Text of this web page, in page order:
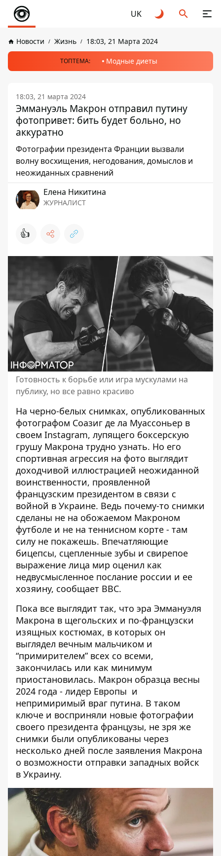
UK
Новости Жизнь 18:03, 21 Марта 2024
ТОПТЕМА: Модные диеты
18:03, 21 марта 2024
Эммануэль Макрон отправил путину
фотопривет: бить будет больно, но
аккуратно
Фотографии президента Франции вызвали
волну восхищения, негодования, домыслов и
неожиданных сравнений
Елена Никитина
ЖУРНАЛИСТ
👍
Готовность к борьбе или игра мускулами на
публику, но все равно красиво
На черно-белых снимках, опубликованных
фотографом Соазиг де ла Муассоньер в
своем Instagram, лупящего боксерскую
грушу Макрона трудно узнать. Но его
спортивная агрессия на фото выглядит
доходчивой иллюстрацией неожиданной
воинственности, проявленной
французским президентом в связи с
войной в Украине. Ведь почему-то снимки
сделаны не на обожаемом Макроном
футболе и не на теннисном корте - там
силу не покажешь. Впечатляющие
бицепсы, сцепленные зубы и свирепое
выражение лица мир оценил как
недвусмысленное послание россии и ее
хозяину, сообщает ВВС.
Пока все выглядит так, что эра Эммануэля
Макрона в щегольских и по-французски
изящных костюмах, в которых он
выглядел вечным мальчиком и
“примирителем” всех со всеми,
закончилась или как минимум
приостановилась. Макрон образца весны
2024 года - лидер Европы и
непримиримый враг путина. В таком
ключе и восприняли новые фотографии
своего президента французы, не зря же
снимки были опубликованы через
несколько дней после заявления Макрона
о возможности отправки западных войск
в Украину.